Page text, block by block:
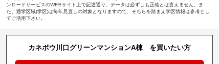
ンロードサービスのWEBサイト上で記述通り、データは必ずしも正確とは言えません。ま
た、通学区域(学区)は毎年見直しの対象となりますので、そちらを踏まえ学区情報は参考とし
てご活用下さい。
カネボウ川口グリーンマンションA棟 を買いたい方